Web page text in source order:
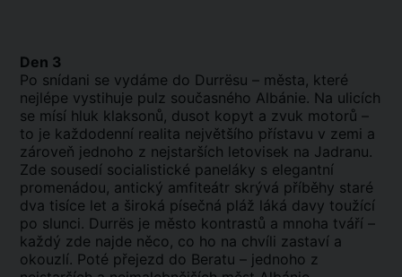
Den 3
Po snídani se vydáme do Durrësu – města, které
nejlépe vystihuje pulz současného Albánie. Na ulicích
se mísí hluk klaksonů, dusot kopyt a zvuk motorů –
to je každodenní realita největšího přístavu v zemi a
zároveň jednoho z nejstarších letovisek na Jadranu.
Zde sousedí socialistické paneláky s elegantní
promenádou, antický amfiteátr skrývá příběhy staré
dva tisíce let a široká písečná pláž láká davy toužící
po slunci. Durrës je město kontrastů a mnoha tváří –
každý zde najde něco, co ho na chvíli zastaví a
okouzlí. Poté přejezd do Beratu – jednoho z